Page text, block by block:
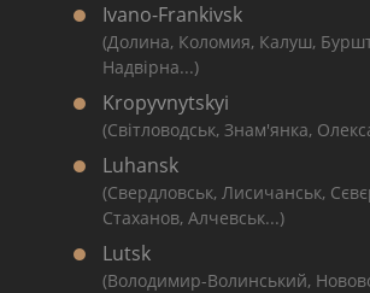
Ivano-Frankivsk
(Долина, Коломия, Калуш,
Надвірна...)
Kropyvnytskyi
(Світловодськ, Знам'янка,
Luhansk
(Свердловськ, Лисичанськ,
Стаханов, Алчевськ...)
Lutsk
(Володимир-Волинський,